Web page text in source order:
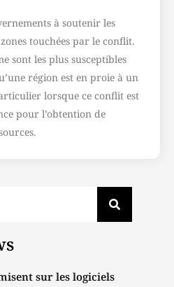
à soutenir les
touchées par le conflit.
sont les plus susceptibles
région est en proie à un
lorsque ce conflit est
pour l’obtention de
sur les logiciels